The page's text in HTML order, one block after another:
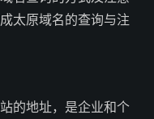
太原域名的查询与注
的地址，是企业和个